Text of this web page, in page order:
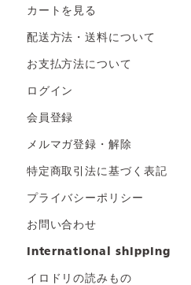
カートを見る
配送方法・送料について
お支払方法について
ログイン
会員登録
メルマガ登録・解除
特定商取引法に基づく表記
プライバシーポリシー
お問い合わせ
international shipping
イロドリの読みもの